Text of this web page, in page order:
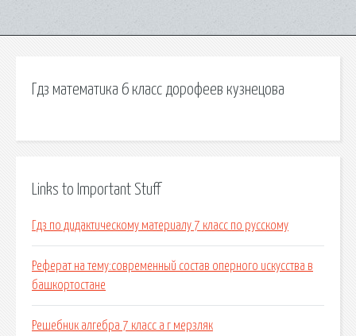
Гдз математика 6 класс дорофеев кузнецова
Links to Important Stuff
Гдз по дидактическому материалу 7 класс по русскому
Реферат на тему:современный состав оперного искусства в
башкортостане
Решебник алгебра 7 класс a г мерзляк